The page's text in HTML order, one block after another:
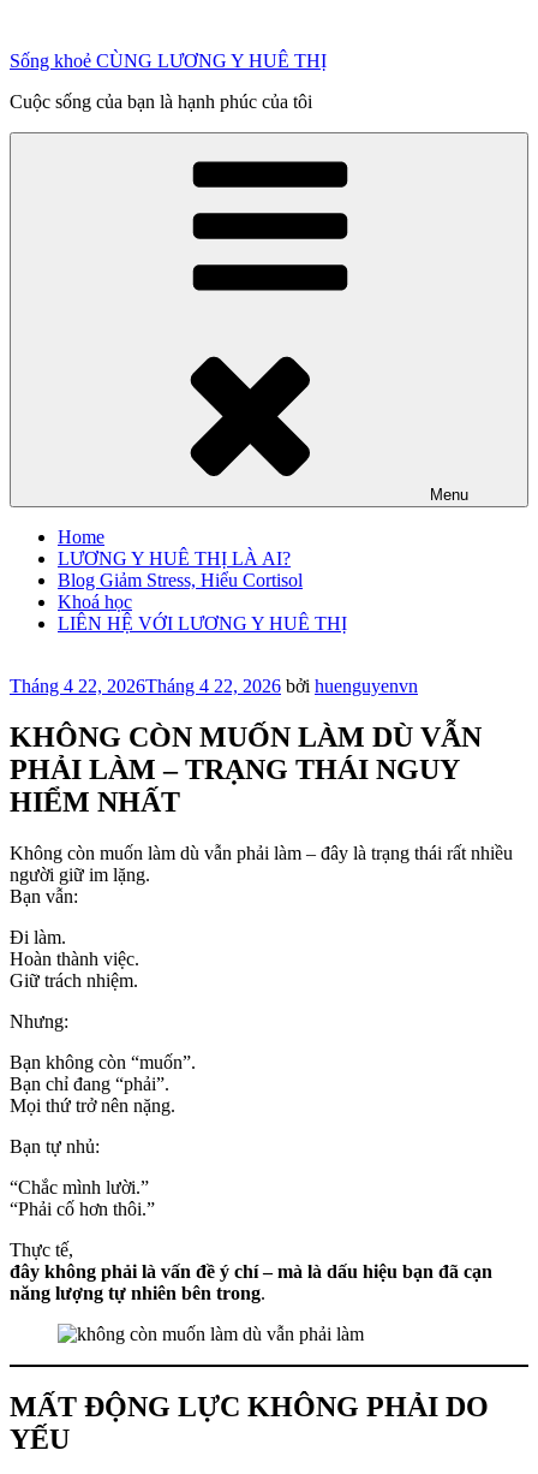
phần
dung
Sống khoẻ CÙNG LƯƠNG Y HUÊ THỊ
Cuộc sống của bạn là hạnh phúc của tôi
Menu
Home
LƯƠNG Y HUÊ THỊ LÀ AI?
Blog Giảm Stress, Hiểu Cortisol
Khoá học
LIÊN HỆ VỚI LƯƠNG Y HUÊ THỊ
Đăng
Tháng 4 22, 2026Tháng 4 22, 2026 bởi huenguyenvn
KHÔNG CÒN MUỐN LÀM DÙ VẪN
PHẢI LÀM – TRẠNG THÁI NGUY
HIỂM NHẤT
Không còn muốn làm dù vẫn phải làm – đây là trạng thái rất nhiều
người giữ im lặng.
Bạn vẫn:
Đi làm.
Hoàn thành việc.
Giữ trách nhiệm.
Nhưng:
Bạn không còn “muốn”.
Bạn chỉ đang “phải”.
Mọi thứ trở nên nặng.
Bạn tự nhủ:
“Chắc mình lười.”
“Phải cố hơn thôi.”
Thực tế,
đây không phải là vấn đề ý chí – mà là dấu hiệu bạn đã cạn
năng lượng tự nhiên bên trong.
MẤT ĐỘNG LỰC KHÔNG PHẢI DO
YẾU